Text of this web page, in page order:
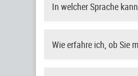
In welcher Sprache
Wie erfahre ich, ob Sie